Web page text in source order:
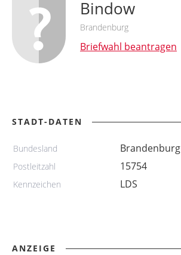
Bindow
Brandenburg
Briefwahl beantragen
STADT-DATEN
Bundesland Brandenburg
Postleitzahl 15754
Kennzeichen LDS
ANZEIGE